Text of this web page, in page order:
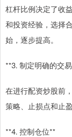
杠杆比例决定了收
和投资经验，选择
始，逐步提高。
**3. 制定明确的交
在进行配资炒股前
策略、止损点和止
**4. 控制仓位**